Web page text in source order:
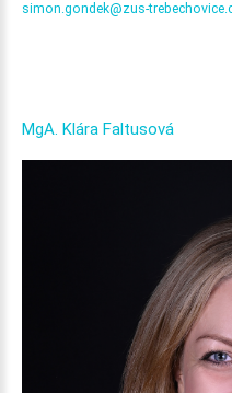
simon.gondek@zus-
MgA. Klára Faltusová